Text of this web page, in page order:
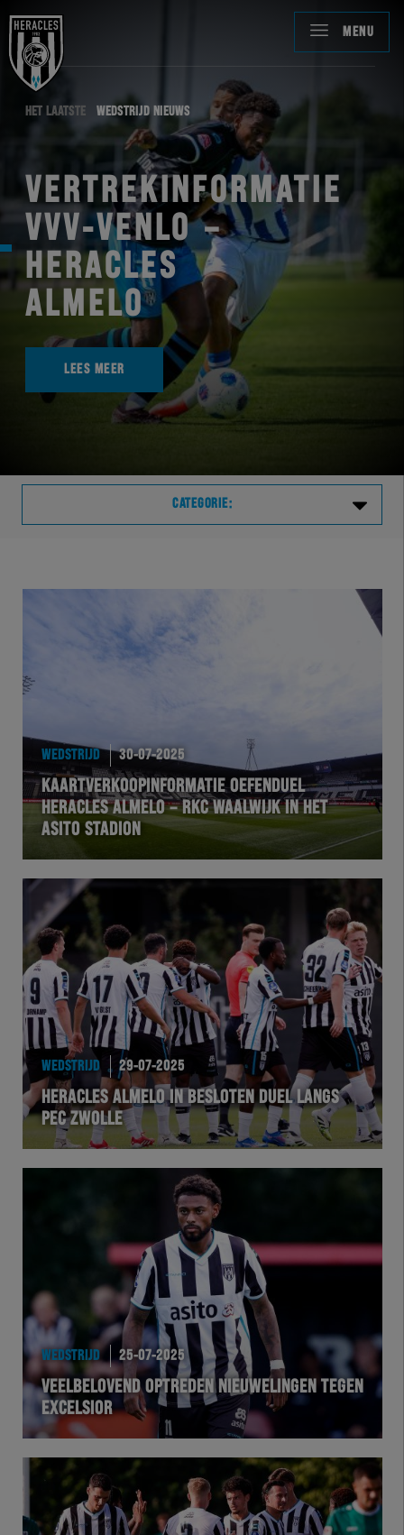
MENU
HET LAATSTE WEDSTRIJD NIEUWS
VERTREKINFORMATIE
VVV-VENLO –
HERACLES
ALMELO
LEES MEER
CATEGORIE:
HEREXC
EXCHER
HERTEL
Natuurgras
Wedstrijd
Heracles
BusinessClub
Foundation
eSports
Academie
WEDSTRIJD 30-07-2025
KAARTVERKOOPINFORMATIE OEFENDUEL
HERACLES ALMELO – RKC WAALWIJK IN HET
ASITO STADION
WEDSTRIJD 29-07-2025
HERACLES ALMELO IN BESLOTEN DUEL LANGS
PEC ZWOLLE
WEDSTRIJD 25-07-2025
VEELBELOVEND OPTREDEN NIEUWELINGEN TEGEN
EXCELSIOR